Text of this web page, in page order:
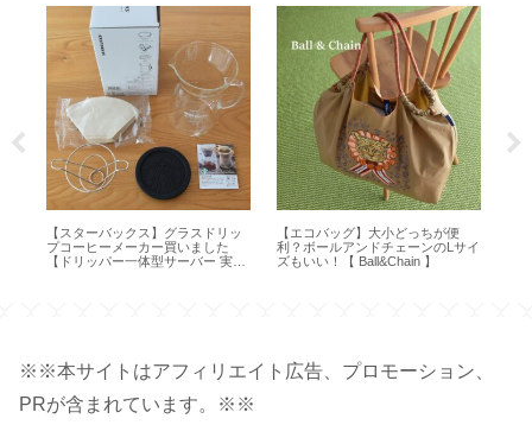
】グラスドリッ
ー買いました
型サーバー 実用
【エコバッグ】大小どっちが便
利？ボールアンドチェーンのLサイ
ズもいい！【 Ball&Chain 】
【履くだけトレーニング】
鍛える効果あり？スリエッ
きサンダル試してみた【
※※本サイトはアフィリエイト広告、プロモーション、
PRが含まれています。※※